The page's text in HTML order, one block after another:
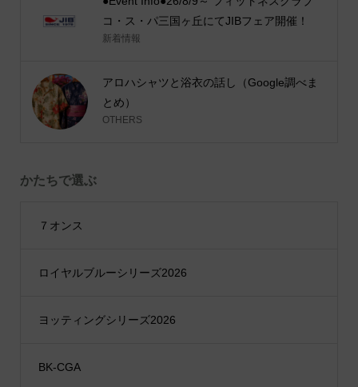
コ・ス・パ三国ヶ丘にてJIBフェア開催！
新着情報
アロハシャツと浴衣の話し（Google調べま
とめ）
OTHERS
かたちで選ぶ
７オンス
ロイヤルブルーシリーズ2026
ヨッティングシリーズ2026
BK-CGA